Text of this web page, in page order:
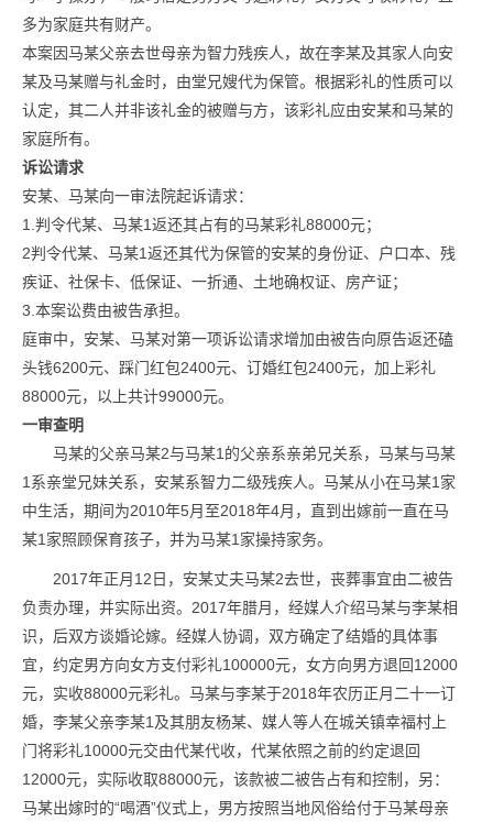
多为家庭共有财产。
本案因马某父亲去世母亲为智力残疾人，故在李某及其家人向安
某及马某赠与礼金时，由堂兄嫂代为保管。 根据彩礼的性质可以
认定，其二人并非该礼金的被赠与方，该彩礼应由安某和马某的
家庭所有。
诉讼请求
安某、马某向一审法院起诉请求：
1.判令代某、马某1返还其占有的马某彩礼88000元；
2判令代某、马某1返还其代为保管的安某的身份证、户口本、残
疾证、社保卡、低保证、一折通、土地确权证、房产证；
3.本案讼费由被告承担。
庭审中，安某、马某对第一项诉讼请求增加由被告向原告返还磕
头钱6200元、踩门红包2400元、订婚红包2400元，加上彩礼
88000元，以上共计99000元。
一审查明
马某的父亲马某2与马某1的父亲系亲弟兄关系，马某与马某
1系亲堂兄妹关系，安某系智力二级残疾人。马某从小在马某1家
中生活，期间为2010年5月至2018年4月，直到出嫁前一直在马
某1家照顾保育孩子，并为马某1家操持家务。
2017年正月12日，安某丈夫马某2去世，丧葬事宜由二被告
负责办理，并实际出资。2017年腊月，经媒人介绍马某与李某相
识，后双方谈婚论嫁。经媒人协调，双方确定了结婚的具体事
宜，约定男方向女方支付彩礼100000元，女方向男方退回12000
元，实收88000元彩礼。马某与李某于2018年农历正月二十一订
婚，李某父亲李某1及其朋友杨某、媒人等人在城关镇幸福村上
门将彩礼10000元交由代某代收，代某依照之前的约定退回
12000元，实际收取88000元，该款被二被告占有和控制，另：
马某出嫁时的“喝酒”仪式上，男方按照当地风俗给付于马某母亲